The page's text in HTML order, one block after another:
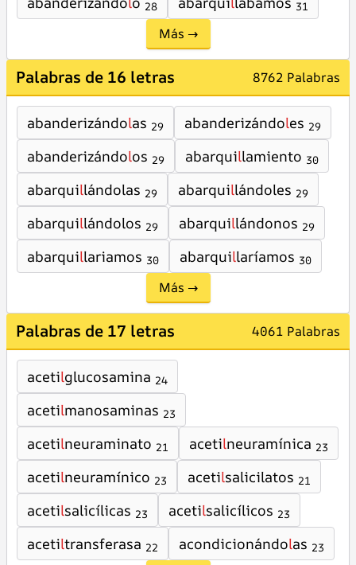
28 31
Más →
Palabras de 16 letras 8762 Palabras
abanderizándolas 29 abanderizándoles 29
abanderizándolos 29 abarquillamiento 30
abarquillándolas 29 abarquillándoles 29
abarquillándolos 29 abarquillándonos 29
abarquillariamos 30 abarquillaríamos 30
Más →
Palabras de 17 letras 4061 Palabras
acetilglucosamina 24
acetilmanosaminas 23
acetilneuraminato 21 acetilneuramínica 23
acetilneuramínico 23 acetilsalicilatos 21
acetilsalicílicas 23 acetilsalicílicos 23
acetiltransferasa 22 acondicionándolas 23